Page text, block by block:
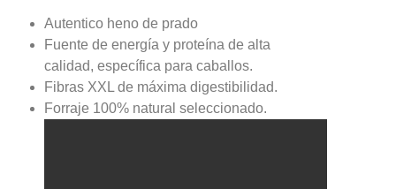
Autentico heno de prado
Fuente de energía y proteína de alta
calidad, específica para caballos.
Fibras XXL de máxima digestibilidad.
Forraje 100% natural seleccionado.